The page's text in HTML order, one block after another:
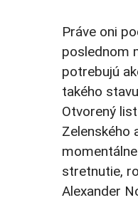
Práve oni
poslednom
potrebujú
takého
Otvorený
Zelenského
stretnutie,
Alexander